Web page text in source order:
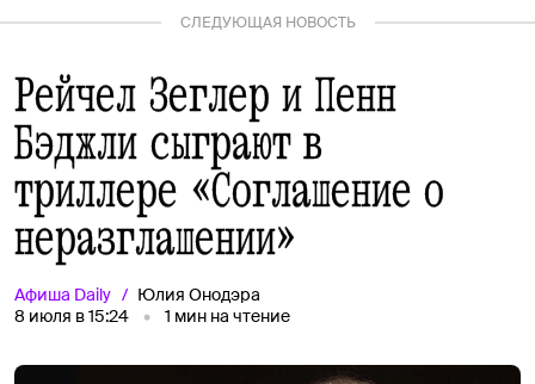
СЛЕДУЮЩАЯ НОВОСТЬ
Рейчел Зеглер и Пенн
Бэджли сыграют в
триллере «Соглашение о
неразглашении»
Афиша Daily
Юлия Онодэра
8 июля в 15:24
1 мин на чтение